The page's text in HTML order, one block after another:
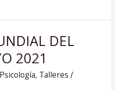
DEL
2021
Psicología, Talleres /